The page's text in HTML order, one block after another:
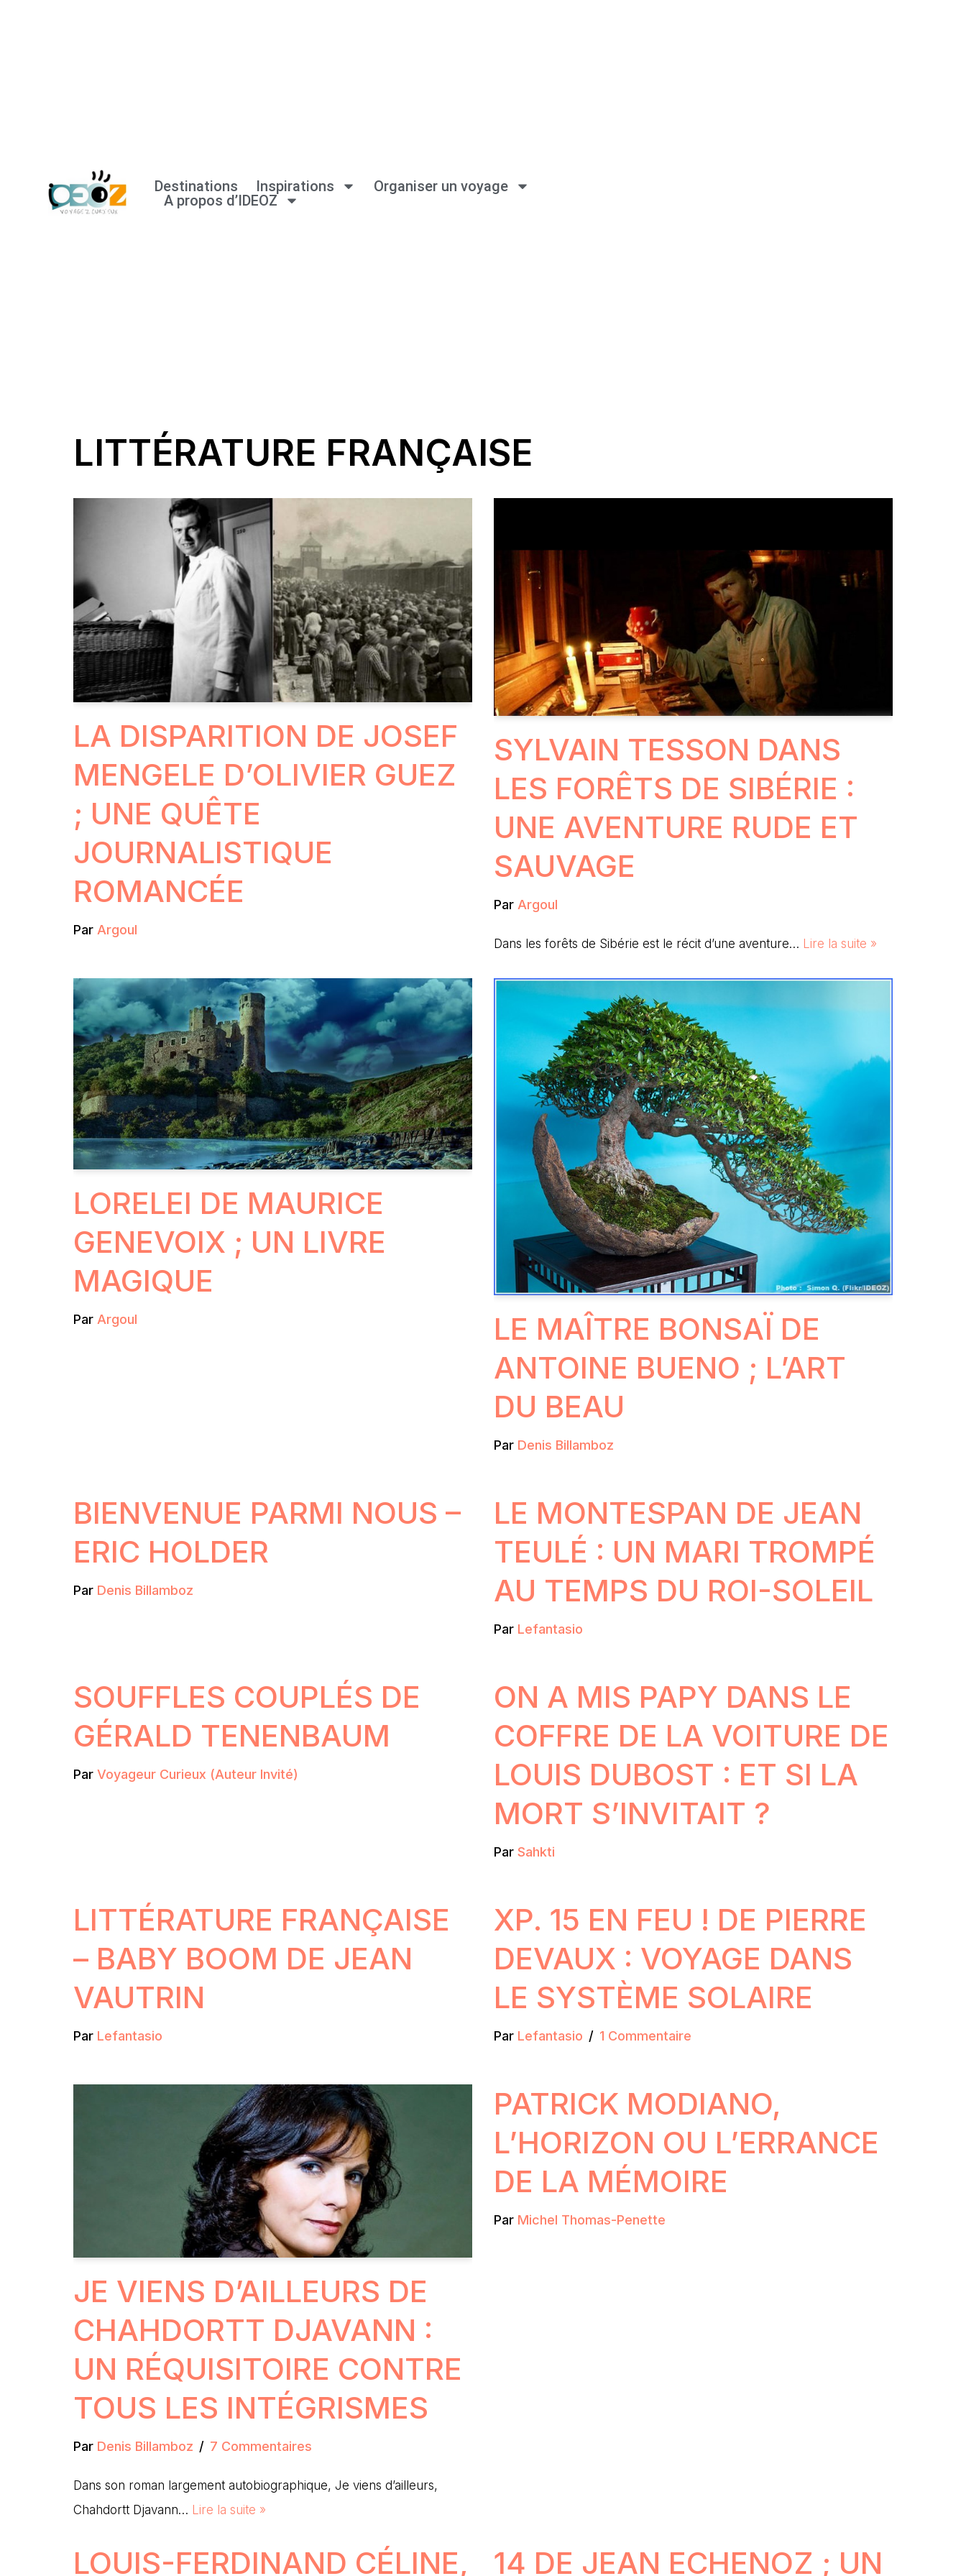
Destinations Inspirations
Organiser un voyage
A propos d’IDEOZ
LITTÉRATURE FRANÇAISE
LA DISPARITION DE JOSEF
MENGELE D’OLIVIER GUEZ
; UNE QUÊTE
JOURNALISTIQUE
ROMANCÉE
Par Argoul
SYLVAIN TESSON DANS
LES FORÊTS DE SIBÉRIE :
UNE AVENTURE RUDE ET
SAUVAGE
Par Argoul
Dans les forêts de Sibérie est le récit d’une aventure… Lire la suite »
LORELEI DE MAURICE
GENEVOIX ; UN LIVRE
MAGIQUE
Par Argoul
LE MAÎTRE BONSAÏ DE
ANTOINE BUENO ; L’ART
DU BEAU
Par Denis Billamboz
BIENVENUE PARMI NOUS –
ERIC HOLDER
Par Denis Billamboz
LE MONTESPAN DE JEAN
TEULÉ : UN MARI TROMPÉ
AU TEMPS DU ROI-SOLEIL
Par Lefantasio
SOUFFLES COUPLÉS DE
GÉRALD TENENBAUM
Par Voyageur Curieux (Auteur Invité)
ON A MIS PAPY DANS LE
COFFRE DE LA VOITURE DE
LOUIS DUBOST : ET SI LA
MORT S’INVITAIT ?
Par Sahkti
LITTÉRATURE FRANÇAISE
– BABY BOOM DE JEAN
VAUTRIN
Par Lefantasio
XP. 15 EN FEU ! DE PIERRE
DEVAUX : VOYAGE DANS
LE SYSTÈME SOLAIRE
Par Lefantasio 1 Commentaire
JE VIENS D’AILLEURS DE
CHAHDORTT DJAVANN :
UN RÉQUISITOIRE CONTRE
TOUS LES INTÉGRISMES
Par Denis Billamboz 7 Commentaires
Dans son roman largement autobiographique, Je viens d’ailleurs,
Chahdortt Djavann… Lire la suite »
PATRICK MODIANO,
L’HORIZON OU L’ERRANCE
DE LA MÉMOIRE
Par Michel Thomas-Penette
LOUIS-FERDINAND CÉLINE, 14 DE JEAN ECHENOZ ; UN